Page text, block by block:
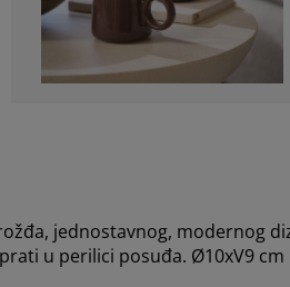
jednostavnog, modernog
u perilici posuđa. Ø10xV9 cm